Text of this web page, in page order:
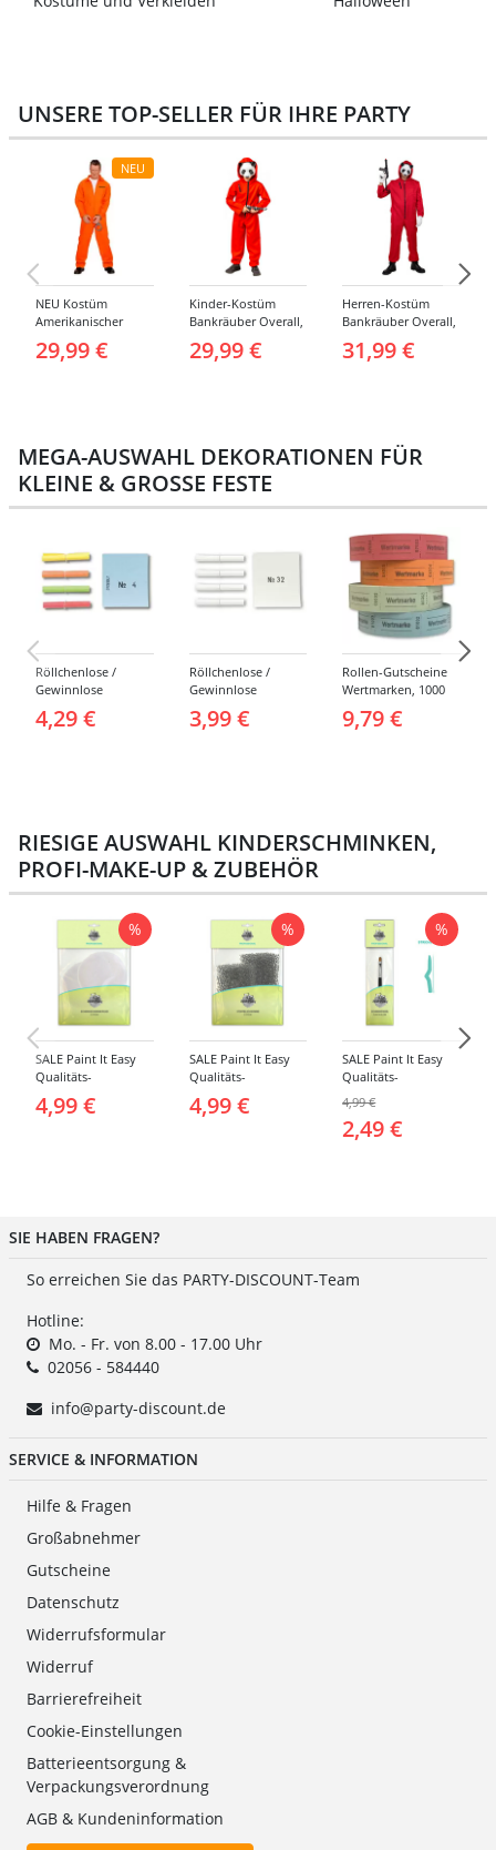
UNSERE TOP-SELLER FÜR IHRE PARTY
NEU
NEU Kostüm
Amerikanischer
Overall, Orange -
29,99 €
Kinder-Kostüm
Bankräuber Overall,
29,99 €
Herren-Kostüm
Bankräuber Overall,
31,99 €
MEGA-AUSWAHL DEKORATIONEN FÜR
KLEINE & GROSSE FESTE
Röllchenlose /
Gewinnlose
Tombola, Treffer,
bunt - Nummern 1-
4,29 €
Röllchenlose /
Gewinnlose
Tombola, Treffer,
weiß - Verschiedene
3,99 €
Rollen-Gutscheine
Wertmarken, 1000
Abrisse -
Verschiedene
9,79 €
RIESIGE AUSWAHL KINDERSCHMINKEN,
PROFI-MAKE-UP & ZUBEHÖR
%
SALE Paint It Easy
Qualitäts-
Rund, 2 Stück, für
4,99 €
%
SALE Paint It Easy
Qualitäts-
Stoppelschwamm, 2
4,99 €
%
SALE Paint It Easy
Qualitäts-
klein, für Gesicht
und Körper
4,99 €
2,49 €
SIE HABEN FRAGEN?
So erreichen Sie das PARTY-DISCOUNT-Team
Hotline:
Mo. - Fr. von 8.00 - 17.00 Uhr
02056 - 584440
info@party-discount.de
SERVICE & INFORMATION
Hilfe & Fragen
Großabnehmer
Gutscheine
Datenschutz
Widerrufsformular
Widerruf
Barrierefreiheit
Cookie-Einstellungen
Batterieentsorgung &
Verpackungsverordnung
AGB & Kundeninformation